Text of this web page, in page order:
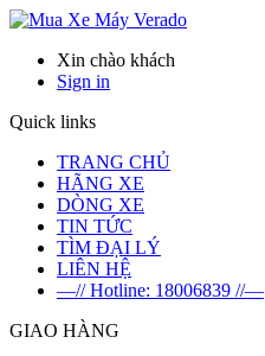
Verado
Xin chào khách
Sign in
Quick links
TRANG CHỦ
HÃNG XE
DÒNG XE
TIN TỨC
TÌM ĐẠI LÝ
LIÊN HỆ
—// Hotline: 18006839 //—
GIAO HÀNG